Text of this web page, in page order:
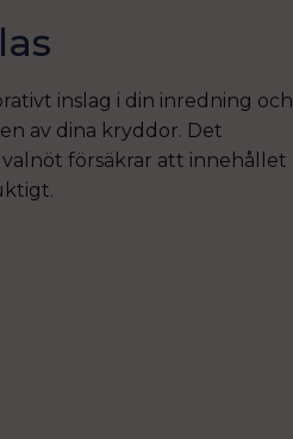
inslag i din inredning och
av dina kryddor. Det
försäkrar att innehållet